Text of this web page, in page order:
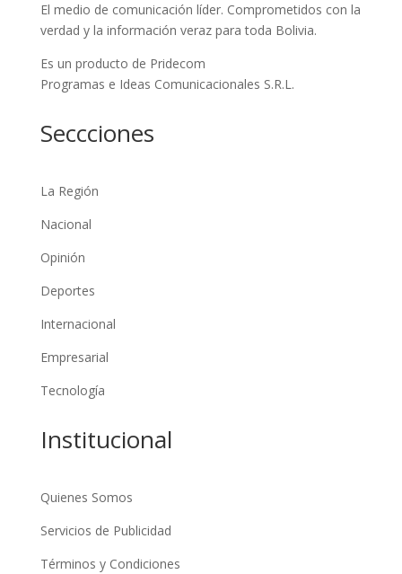
El medio de comunicación líder. Comprometidos con la
verdad y la información veraz para toda Bolivia.
Es un producto de Pridecom
Programas e Ideas Comunicacionales S.R.L.
Seccciones
La Región
Nacional
Opinión
Deportes
Internacional
Empresarial
Tecnología
Institucional
Quienes Somos
Servicios de Publicidad
Términos y Condiciones